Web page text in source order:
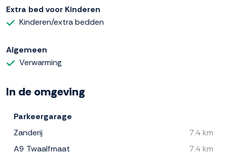
Extra bed voor Kinderen
Kinderen/extra bedden
Algemeen
Verwarming
In de omgeving
Parkeergarage
Zanderij
7.4 km
A9 Twaalfmaat
7.4 km